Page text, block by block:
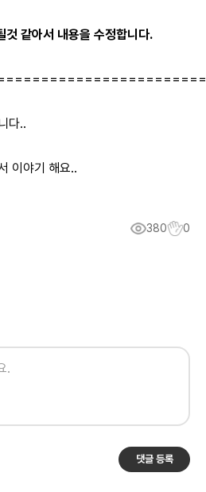
것 같아서 내용을 수정합니다.
다..
이야기 해요..
380 0
댓글 등록